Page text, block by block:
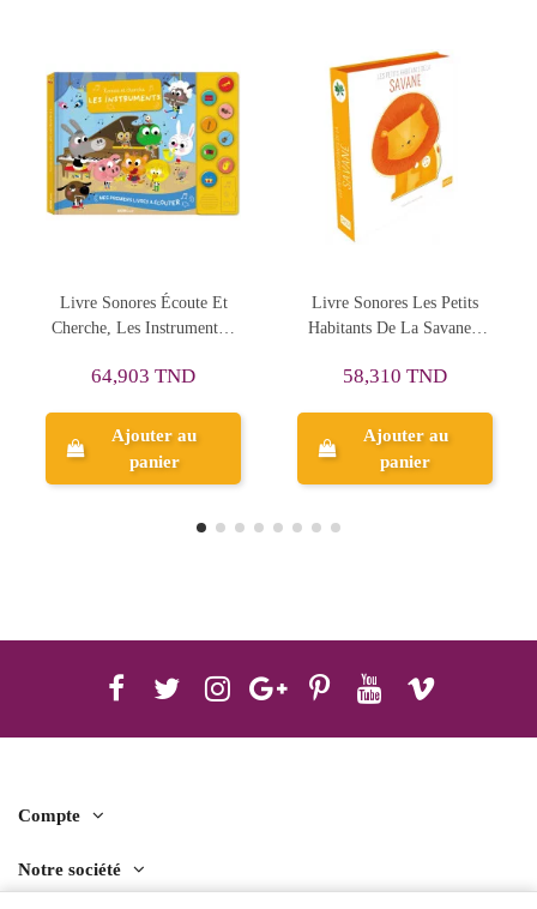
Livre Sonores Les Petits
Habitants De La Savane -
58,310 TND
Ajouter au
panier
Livre Sonores Je Découvre,
Les Émotions - Auzou
69,020 TND
Aperçu
Compte
Notre société